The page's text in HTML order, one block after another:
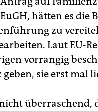
hätten es die
zu
Laut EU-
vorrangig
sie erst mal
überraschend,